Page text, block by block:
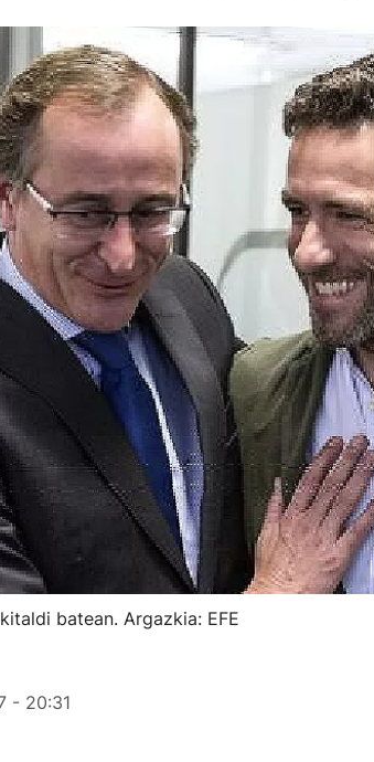
batean. Argazkia: EFE
- 20:31